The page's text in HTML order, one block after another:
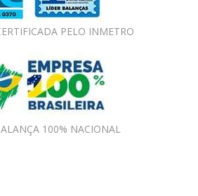
PELO INMETRO
100% NACIONAL